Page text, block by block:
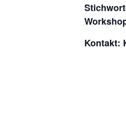
Kontakt: